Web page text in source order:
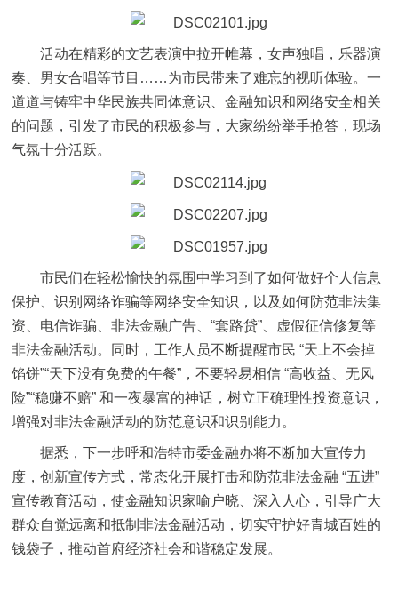
活动在精彩的文艺表演中拉开帷幕，女声独唱，乐器演
奏、男女合唱等节目……为市民带来了难忘的视听体验。一
道道与铸牢中华民族共同体意识、金融知识和网络安全相关
的问题，引发了市民的积极参与，大家纷纷举手抢答，现场
气氛十分活跃。
市民们在轻松愉快的氛围中学习到了如何做好个人信息
保护、识别网络诈骗等网络安全知识，以及如何防范非法集
资、电信诈骗、非法金融广告、“套路贷”、虚假征信修复等
非法金融活动。同时，工作人员不断提醒市民 “天上不会掉
馅饼”“天下没有免费的午餐”，不要轻易相信 “高收益、无风
险”“稳赚不赔” 和一夜暴富的神话，树立正确理性投资意识，
增强对非法金融活动的防范意识和识别能力。
据悉，下一步呼和浩特市委金融办将不断加大宣传力
度，创新宣传方式，常态化开展打击和防范非法金融 “五进”
宣传教育活动，使金融知识家喻户晓、深入人心，引导广大
群众自觉远离和抵制非法金融活动，切实守护好青城百姓的
钱袋子，推动首府经济社会和谐稳定发展。